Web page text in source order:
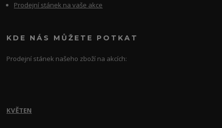
Prodejní stánek na vaše akce
KDE NÁS MŮŽETE POTKAT
Prodejní stánek našeho zboží na akcích:
KVĚTEN